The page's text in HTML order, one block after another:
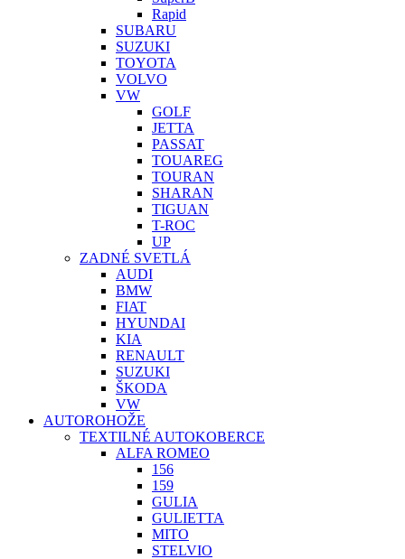
Rapid
SUBARU
SUZUKI
TOYOTA
VOLVO
VW
GOLF
JETTA
PASSAT
TOUAREG
TOURAN
SHARAN
TIGUAN
T-ROC
UP
ZADNÉ SVETLÁ
AUDI
BMW
FIAT
HYUNDAI
KIA
RENAULT
SUZUKI
ŠKODA
VW
AUTOROHOŽE
TEXTILNÉ AUTOKOBERCE
ALFA ROMEO
156
159
GULIA
GULIETTA
MITO
STELVIO